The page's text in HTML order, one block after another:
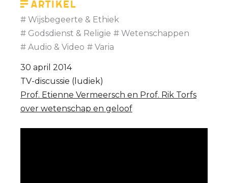
Artikel
Wijsbegeerte & Ethiek
Godsdienst & Religie
Wetenschappen
Audio & Video
Varia
30 april 2014
TV-discussie (ludiek)
Prof. Etienne Vermeersch en Prof. Rik Torfs
over wetenschap en geloof